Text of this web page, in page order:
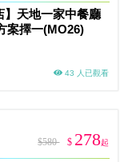
】天地一家中餐廳
案擇一(MO26)
43 人已觀看
$580 $ 278起